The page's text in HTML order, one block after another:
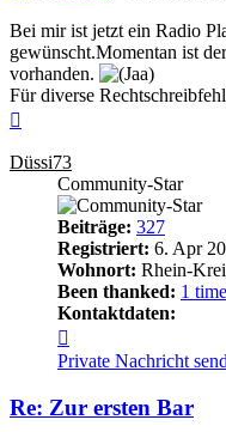
Bei mir ist jetzt ein Radio
gewünscht.Momentan ist
vorhanden.
Für diverse
Düssi73
Community-Star
Beiträge: 327
Registriert: 6. Apr
Wohnort: Rhein-
Been thanked: 1 time
Kontaktdaten:
von
Düssi73
Private Nachricht
Re: Zur ersten Bar